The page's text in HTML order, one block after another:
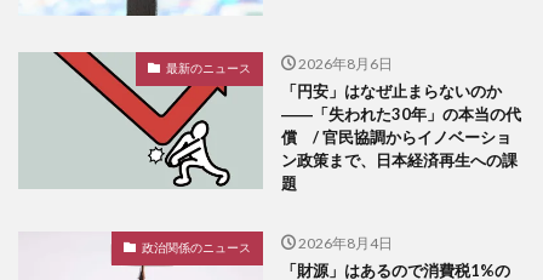
最新のニュース 2026年8月6日
「円安」はなぜ止まらないのか
――「失われた30年」の本当の代
償 / 官民協調からイノベーショ
ン政策まで、日本経済再生への課
題
政治関係のニュース 2026年8月4日
「財源」はあるので消費税1%の